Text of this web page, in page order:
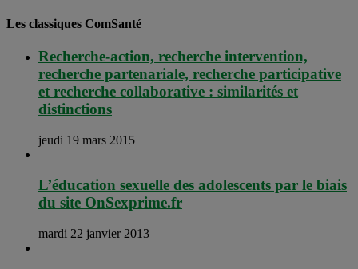
Les classiques ComSanté
Recherche-action, recherche intervention,
recherche partenariale, recherche participative
et recherche collaborative : similarités et
distinctions
jeudi 19 mars 2015
L’éducation sexuelle des adolescents par le biais
du site OnSexprime.fr
mardi 22 janvier 2013